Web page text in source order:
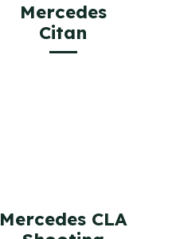
Mercedes
Citan
Mercedes CLA